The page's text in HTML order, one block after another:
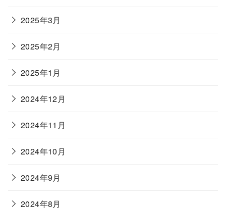
2025年3月
2025年2月
2025年1月
2024年12月
2024年11月
2024年10月
2024年9月
2024年8月